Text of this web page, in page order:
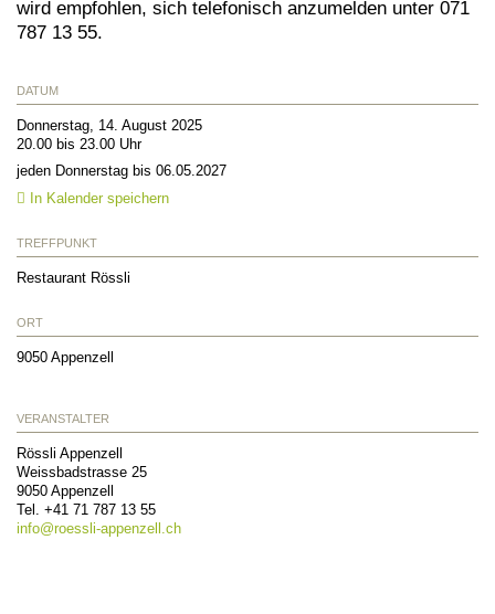
wird empfohlen, sich telefonisch anzumelden unter 071
787 13 55.
DATUM
Donnerstag, 14. August 2025
20.00 bis 23.00 Uhr
jeden Donnerstag bis 06.05.2027
In Kalender speichern
TREFFPUNKT
Restaurant Rössli
ORT
9050 Appenzell
VERANSTALTER
Rössli Appenzell
Weissbadstrasse 25
9050 Appenzell
Tel. +41 71 787 13 55
info@roessli-appenzell.ch